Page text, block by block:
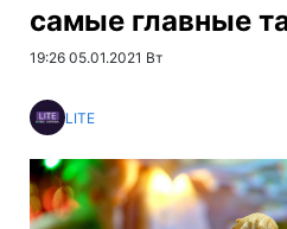
самые главные
19:26 05.01.2021 Вт
LITE